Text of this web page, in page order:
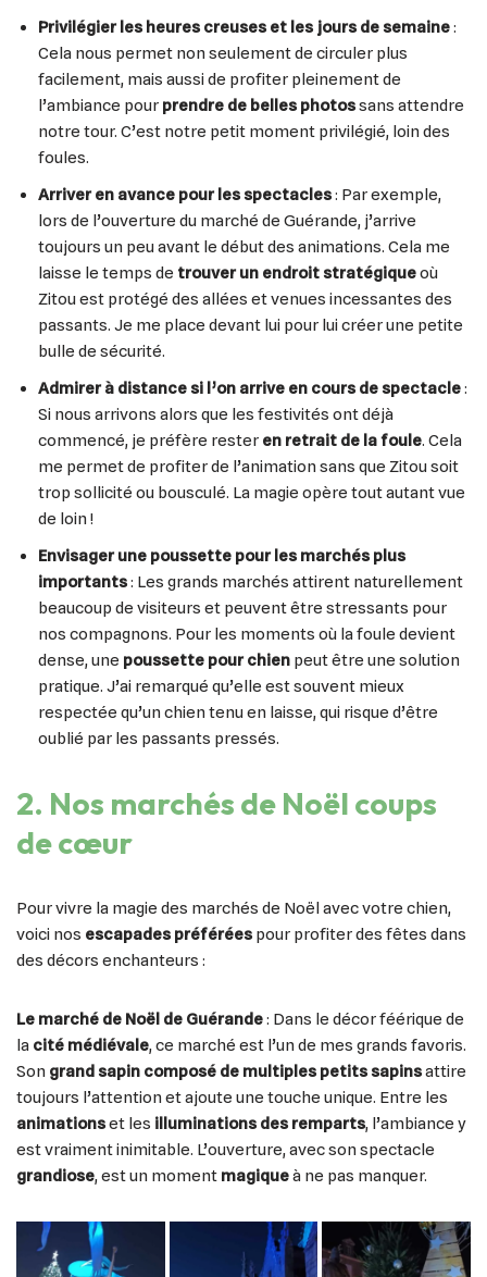
Privilégier les heures creuses et les jours de semaine:
Cela nous permet non seulement de circuler plus
facilement, mais aussi de profiter pleinement de
l’ambiance pour prendre de belles photossans attendre
notre tour. C’est notre petit moment privilégié, loin des
foules.
Arriver en avance pour les spectacles: Par exemple,
lors de l’ouverture du marché de Guérande, j’arrive
toujours un peu avant le début des animations. Cela me
laisse le temps de trouver un endroit stratégiqueoù
Zitou est protégé des allées et venues incessantes des
passants. Je me place devant lui pour lui créer une petite
bulle de sécurité.
Admirer à distance si l’on arrive en cours de spectacle:
Si nous arrivons alors que les festivités ont déjà
commencé, je préfère rester en retrait de la foule. Cela
me permet de profiter de l’animation sans que Zitou soit
trop sollicité ou bousculé. La magie opère tout autant vue
de loin !
Envisager une poussette pour les marchés plus
importants: Les grands marchés attirent naturellement
beaucoup de visiteurs et peuvent être stressants pour
nos compagnons. Pour les moments où la foule devient
dense, une poussette pour chien peut être une solution
pratique. J’ai remarqué qu’elle est souvent mieux
respectée qu’un chien tenu en laisse, qui risque d’être
oublié par les passants pressés.
2. Nos marchés de Noël coups
de cœur
Pour vivre la magie des marchés de Noël avec votre chien,
voici nos escapades préférées pour profiter des fêtes dans
des décors enchanteurs :
Le marché de Noël de Guérande: Dans le décor féérique de
la cité médiévale, ce marché est l’un de mes grands favoris.
Son grand sapin composé de multiples petits sapinsattire
toujours l’attention et ajoute une touche unique. Entre les
animationset les illuminations des remparts, l’ambiance y
est vraiment inimitable. L’ouverture, avec son spectacle
grandiose, est un moment magiqueà ne pas manquer.